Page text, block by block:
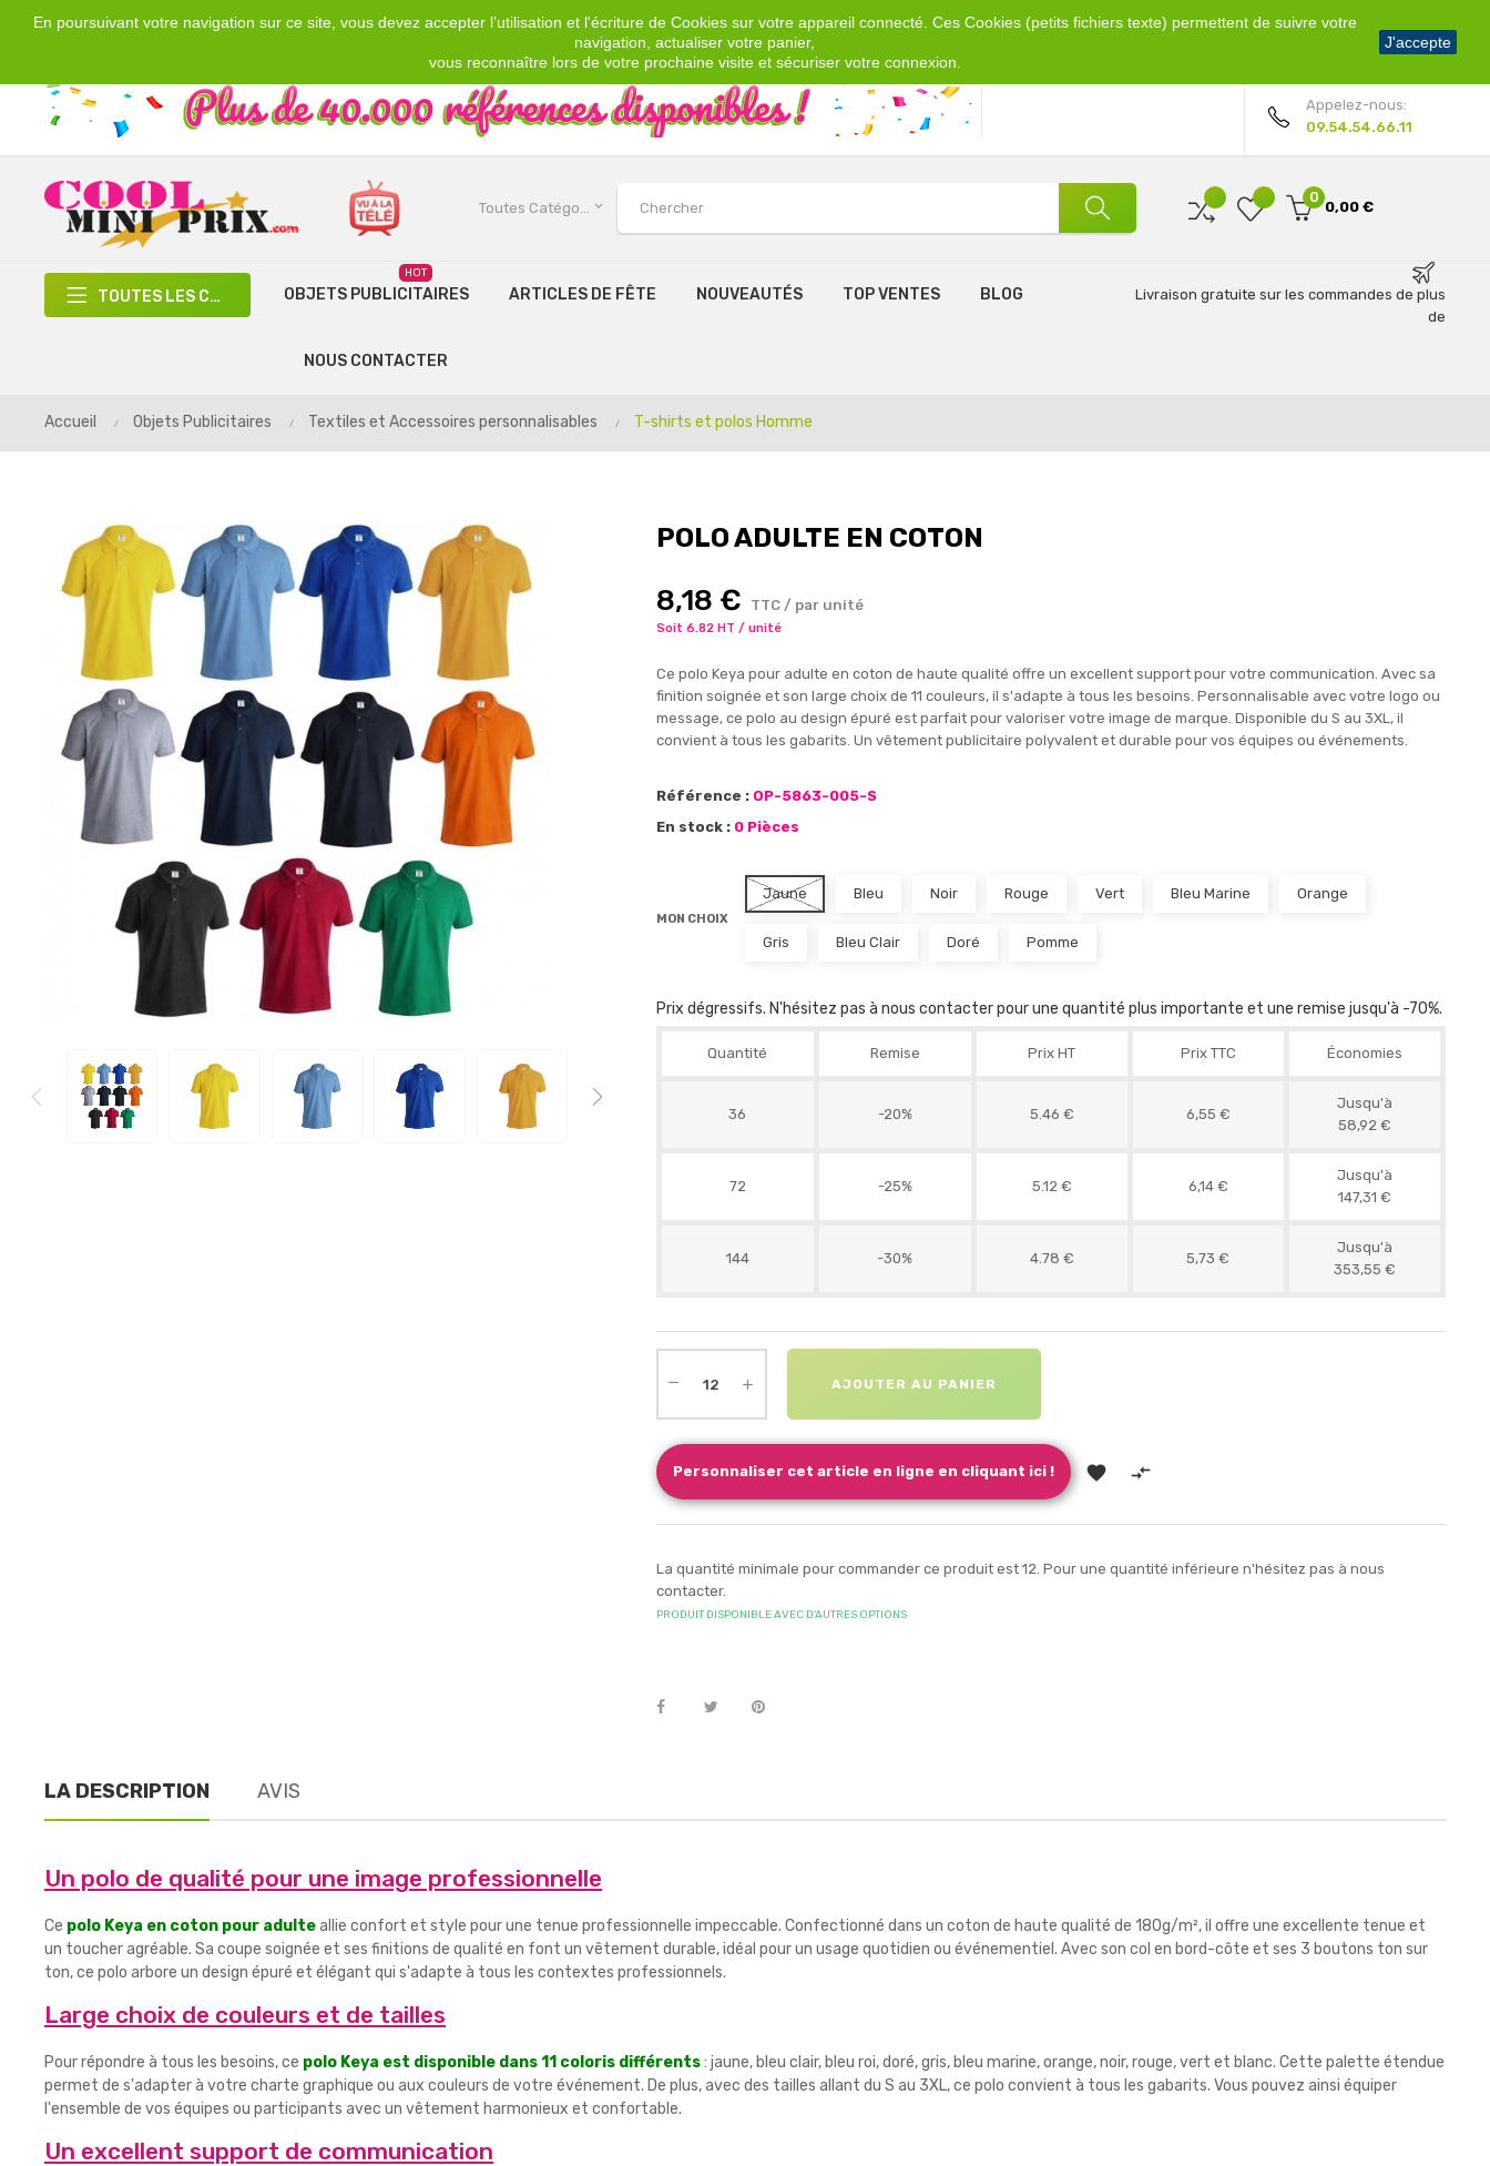
En poursuivant votre navigation sur ce site, vous devez accepter l’utilisation et l'écriture de Cookies sur votre appareil connecté. Ces Cookies (petits fichiers texte) permettent de suivre votre
navigation, actualiser votre panier,
vous reconnaître lors de votre prochaine visite et sécuriser votre connexion.
J'accepte
Emplacement
Devise
Bienvenue !
Mon compte
Appelez-nous:
09.54.54.66.11
Toutes Catégories keyboard_arrow_down
0
0,00 €
TOUTES LES CATÉGORIES OBJETS PUBLICITAIRES
HOT
ARTICLES DE FÊTE NOUVEAUTÉS TOP VENTES BLOG
NOUS CONTACTER
Livraison gratuite sur les commandes de plus
de
Accueil Objets Publicitaires Textiles et Accessoires personnalisables T-shirts et polos Homme
POLO ADULTE EN COTON
8,18 € TTC / par unité
Soit 6.82 HT / unité
Ce polo Keya pour adulte en coton de haute qualité offre un excellent support pour votre communication. Avec sa
finition soignée et son large choix de 11 couleurs, il s'adapte à tous les besoins. Personnalisable avec votre logo ou
message, ce polo au design épuré est parfait pour valoriser votre image de marque. Disponible du S au 3XL, il
convient à tous les gabarits. Un vêtement publicitaire polyvalent et durable pour vos équipes ou événements.
Référence : OP-5863-005-S
En stock : 0 Pièces
MON CHOIX
Jaune Bleu Noir Rouge Vert Bleu Marine Orange
Gris Bleu Clair Doré Pomme
Prix dégressifs. N'hésitez pas à nous contacter pour une quantité plus importante et une remise jusqu'à -70%.
Quantité Remise Prix HT Prix TTC Économies
36 -20% 5.46 € 6,55 €
Jusqu'à
58,92 €
72 -25% 5.12 € 6,14 €
Jusqu'à
147,31 €
144 -30% 4.78 € 5,73 €
Jusqu'à
353,55 €
AJOUTER AU PANIER
Personnaliser cet article en ligne en cliquant ici !  
La quantité minimale pour commander ce produit est 12. Pour une quantité inférieure n'hésitez pas à nous
contacter.
PRODUIT DISPONIBLE AVEC D'AUTRES OPTIONS
LA DESCRIPTION AVIS
Un polo de qualité pour une image professionnelle
Ce polo Keya en coton pour adulteallie confort et style pour une tenue professionnelle impeccable. Confectionné dans un coton de haute qualité de 180g/m², il offre une excellente tenue et
un toucher agréable. Sa coupe soignée et ses finitions de qualité en font un vêtement durable, idéal pour un usage quotidien ou événementiel. Avec son col en bord-côte et ses 3 boutons ton sur
ton, ce polo arbore un design épuré et élégant qui s'adapte à tous les contextes professionnels.
Large choix de couleurs et de tailles
Pour répondre à tous les besoins, ce polo Keya est disponible dans 11 coloris différents: jaune, bleu clair, bleu roi, doré, gris, bleu marine, orange, noir, rouge, vert et blanc. Cette palette étendue
permet de s'adapter à votre charte graphique ou aux couleurs de votre événement. De plus, avec des tailles allant du S au 3XL, ce polo convient à tous les gabarits. Vous pouvez ainsi équiper
l'ensemble de vos équipes ou participants avec un vêtement harmonieux et confortable.
Un excellent support de communication